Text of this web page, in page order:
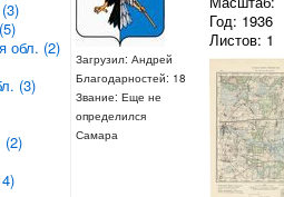
Загрузил: Андрей
Благодарностей: 18
Звание: Еще не
определился
Самара
Год: 1936
Листов: 1
обл. (2)
(3)
(2)